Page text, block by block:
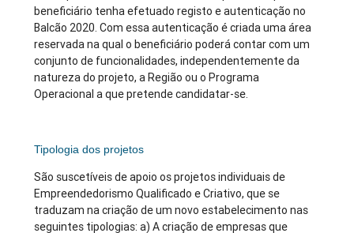
beneficiário tenha efetuado registo e autenticação no
Balcão 2020. Com essa autenticação é criada uma área
reservada na qual o beneficiário poderá contar com um
conjunto de funcionalidades, independentemente da
natureza do projeto, a Região ou o Programa
Operacional a que pretende candidatar-se.
Tipologia dos projetos
São suscetíveis de apoio os projetos individuais de
Empreendedorismo Qualificado e Criativo, que se
traduzam na criação de um novo estabelecimento nas
seguintes tipologias: a) A criação de empresas que